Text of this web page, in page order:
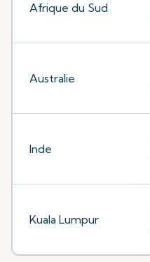
Afrique du Sud
Australie
Inde
Kuala Lumpur